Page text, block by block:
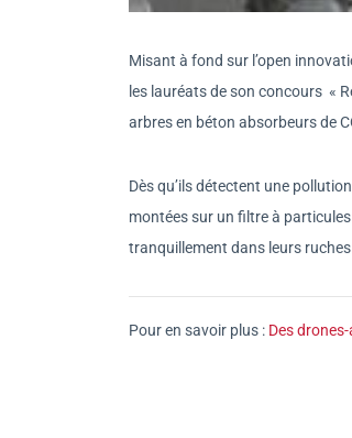
Misant à fond sur l’open
les lauréats de son concours «
arbres en béton absorbeurs de
Dès qu’ils détectent une
montées sur un filtre à
tranquillement dans leurs
Pour en savoir plus : Des